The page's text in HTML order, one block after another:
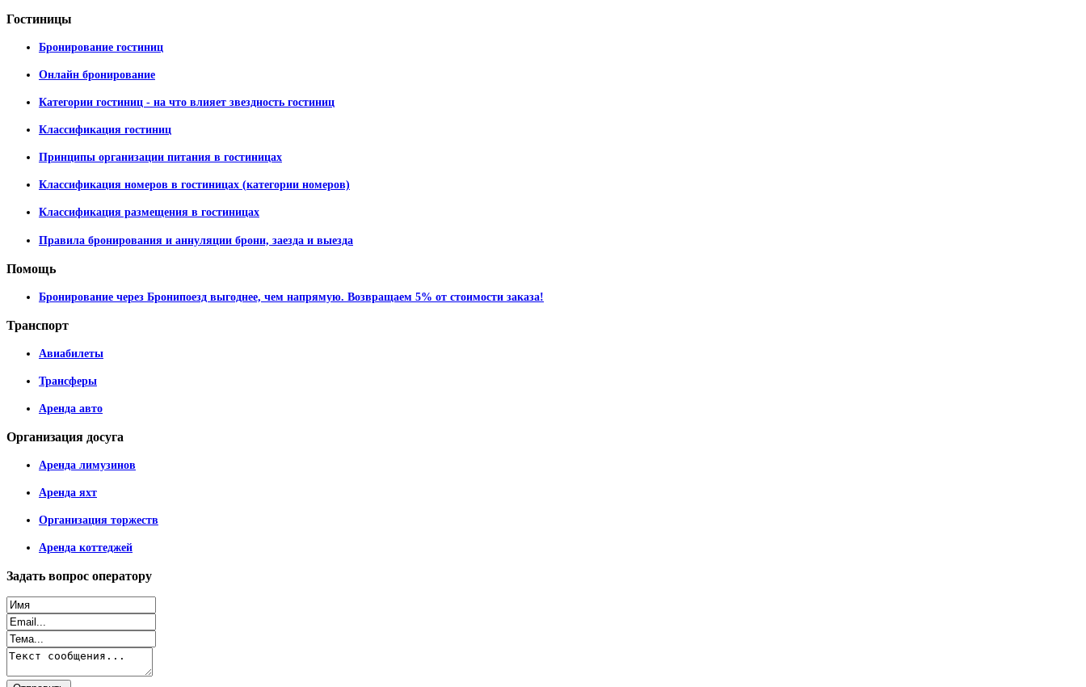
Гостиницы
Бронирование гостиниц
Онлайн бронирование
Категории гостиниц - на что влияет звездность гостиниц
Классификация гостиниц
Принципы организации питания в гостиницах
Классификация номеров в гостиницах (категории номеров)
Классификация размещения в гостиницах
Правила бронирования и аннуляции брони, заезда и выезда
Помощь
Бронирование через Бронипоезд выгоднее, чем напрямую. Возвращаем 5% от стоимости заказа!
Транспорт
Авиабилеты
Трансферы
Аренда авто
Организация досуга
Аренда лимузинов
Аренда яхт
Организация торжеств
Аренда коттеджей
Задать вопрос оператору